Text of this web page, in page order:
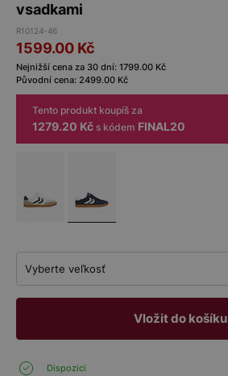
vsadkami
R10124-46
1599.00 Kč
Nejnižší cena za 30 dní: 1799.00 Kč
Původní cena: 2499.00 Kč
Tento produkt koupíš za
1279.20 Kč s kódem FINAL20
Vyberte veľkosť
Vložit do košíku
Dispozici